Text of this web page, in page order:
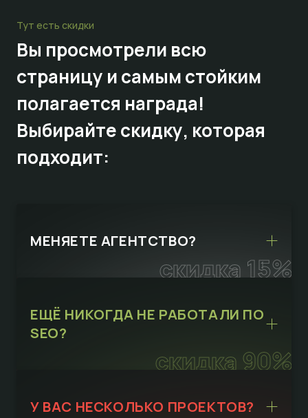
Тут есть скидки
Вы просмотрели всю
страницу и самым стойким
полагается награда!
Выбирайтескидку, которая
подходит:
скидка 15%
МЕНЯЕТЕ АГЕНТСТВО?
скидка 90%
ЕЩЁ НИКОГДА НЕ РАБОТАЛИ ПО
SEO?
У ВАС НЕСКОЛЬКО ПРОЕКТОВ?